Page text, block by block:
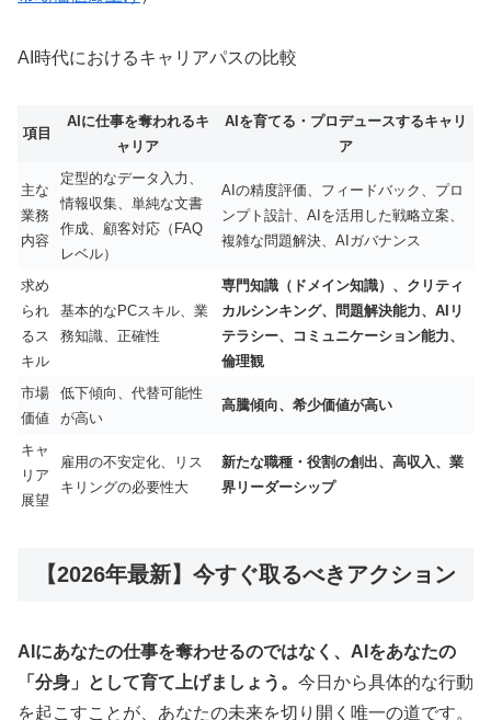
AI時代におけるキャリアパスの比較
項目
AIに仕事を奪われるキ
ャリア
AIを育てる・プロデュースするキャリ
ア
主な
業務
内容
定型的なデータ入力、
情報収集、単純な文書
作成、顧客対応（FAQ
レベル）
AIの精度評価、フィードバック、プロ
ンプト設計、AIを活用した戦略立案、
複雑な問題解決、AIガバナンス
求め
られ
るス
キル
基本的なPCスキル、業
務知識、正確性
専門知識（ドメイン知識）、クリティ
カルシンキング、問題解決能力、AIリ
テラシー、コミュニケーション能力、
倫理観
市場
価値
低下傾向、代替可能性
が高い
高騰傾向、希少価値が高い
キャ
リア
展望
雇用の不安定化、リス
キリングの必要性大
新たな職種・役割の創出、高収入、業
界リーダーシップ
【2026年最新】今すぐ取るべきアクション
AIにあなたの仕事を奪わせるのではなく、AIをあなたの
「分身」として育て上げましょう。 今日から具体的な行動
を起こすことが、あなたの未来を切り開く唯一の道です。